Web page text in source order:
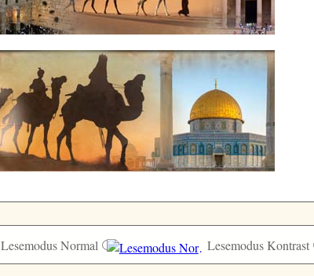
Lesemodus Normal Lesemodus Kontrast